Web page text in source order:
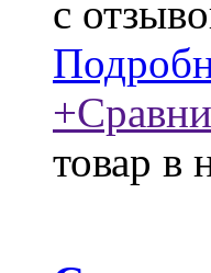
c
+
товар в